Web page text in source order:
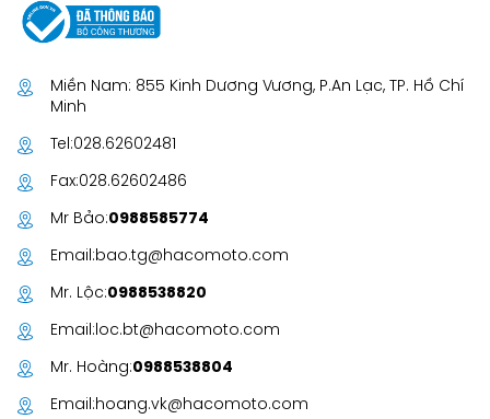
Miền Nam: 855 Kinh Dương Vương, P.An Lạc, TP. Hồ Chí
Minh
Tel:028.62602481
Fax:028.62602486
Mr Bảo:0988585774
Email:bao.tg@hacomoto.com
Mr. Lộc:0988538820
Email:loc.bt@hacomoto.com
Mr. Hoàng:0988538804
Email:hoang.vk@hacomoto.com